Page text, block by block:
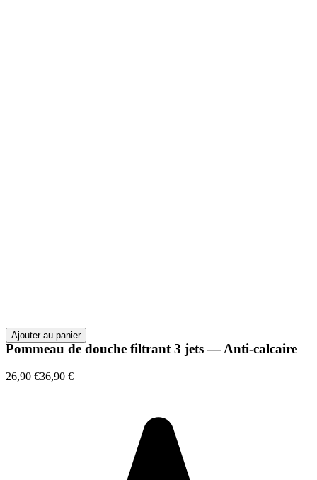
Ajouter au panier
Pommeau de douche filtrant 3 jets — Anti-calcaire
26,90 €36,90 €